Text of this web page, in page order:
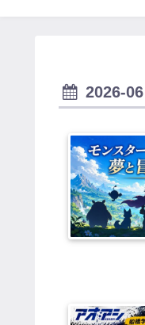
2026-06